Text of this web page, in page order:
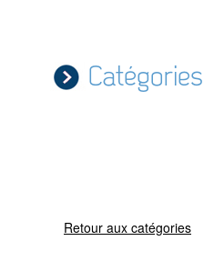
Catégories
Retour aux catégories